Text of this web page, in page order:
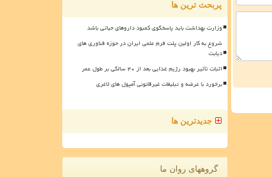
پربحث ترین ها
وزارت بهداشت باید پاسخگوی کمبود داروهای حیاتی باشد
شروع به کار اولین پلت فرم علمی ایران در حوزه فناوری های
دیابت
اثبات تأثیر بهبود رژیم غذایی بعد از ۴۰ سالگی بر طول عمر
برخورد با عرضه و تبلیغات غیرقانونی آمپول های لاغری
جدیدترین ها
گروههای روان ما